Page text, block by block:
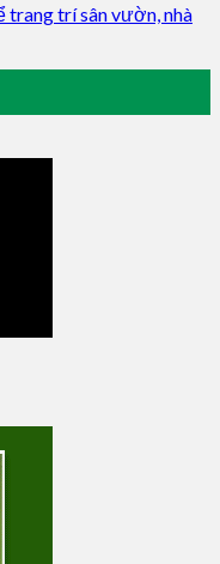
trang trí sân vườn, nhà